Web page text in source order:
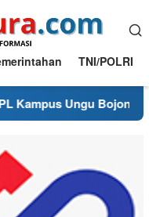
TNI/POLRI
Ungu Bojonegoro